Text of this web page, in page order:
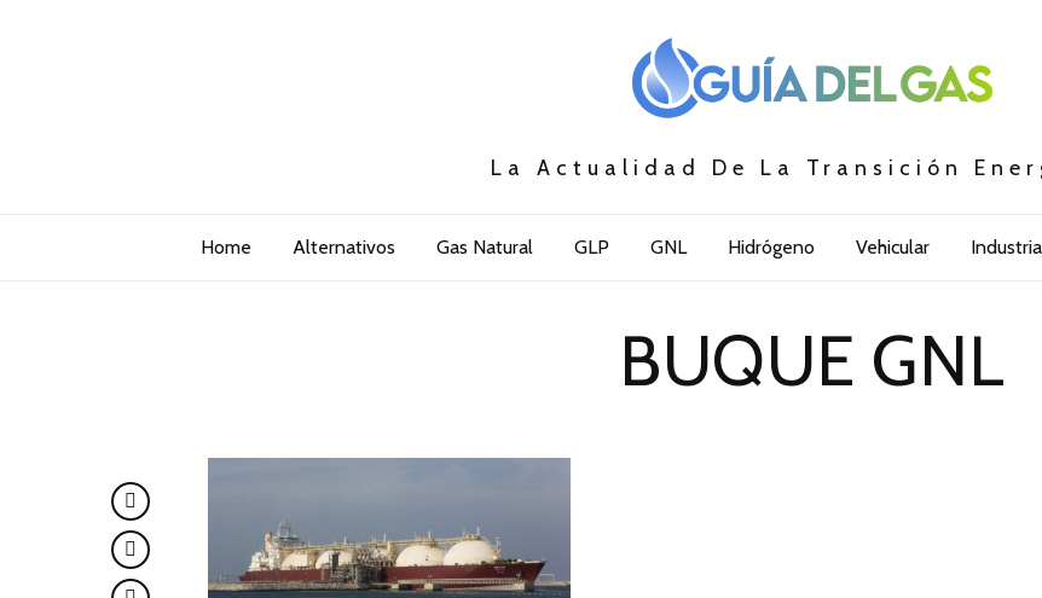
La Actualidad De La Transición
Home Alternativos Gas Natural GLP GNL Hidrógeno Vehicular Industria
BUQUE GNL